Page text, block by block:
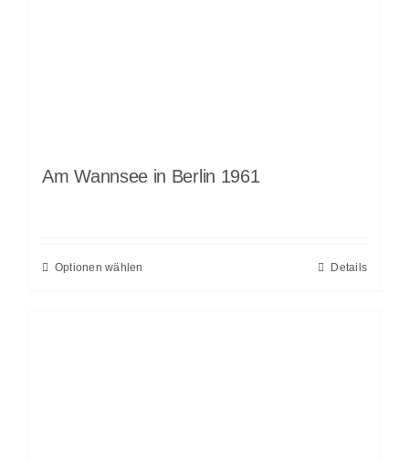
Am Wannsee in Berlin 1961
Optionen wählen Details